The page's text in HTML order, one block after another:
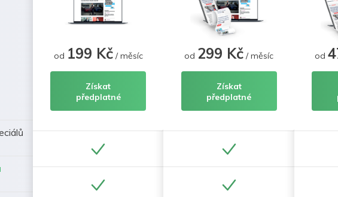
od 199 Kč/ měsíc
Získat
předplatné
od 299 Kč / měsíc
Získat
předplatné
od